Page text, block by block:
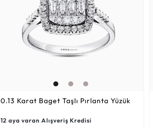
0.13 Karat Baget Taşlı Pırlanta Yüzük
12 aya varan Alışveriş Kredisi